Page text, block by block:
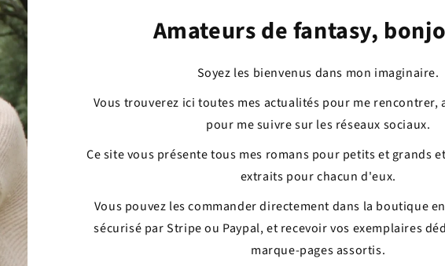
Amateurs de fantasy,
Soyez les bienvenus dans mon imaginaire.
Vous trouverez ici toutes mes actualités pour me rencontrer,
pour me suivre sur les réseaux sociaux.
Ce site vous présente tous mes romans pour petits et grands
extraits pour chacun d'eux.
Vous pouvez les commander directement dans la boutique
sécurisé par Stripe ou Paypal, et recevoir vos exemplaires
marque-pages assortis.